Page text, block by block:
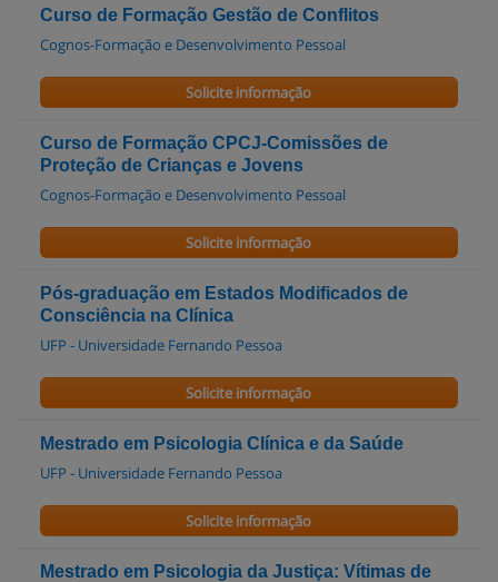
Curso de Formação Gestão de Conflitos
Cognos-Formação e Desenvolvimento Pessoal
Solicite informação
Curso de Formação CPCJ-Comissões de
Proteção de Crianças e Jovens
Cognos-Formação e Desenvolvimento Pessoal
Solicite informação
Pós-graduação em Estados Modificados de
Consciência na Clínica
UFP - Universidade Fernando Pessoa
Solicite informação
Mestrado em Psicologia Clínica e da Saúde
UFP - Universidade Fernando Pessoa
Solicite informação
Mestrado em Psicologia da Justiça: Vítimas de